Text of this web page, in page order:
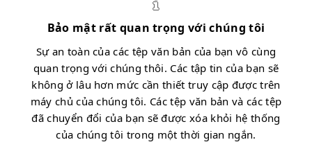
Bảo mật rất quan trọng với chúng tôi
Sự an toàn của các tệp văn bản của bạn vô cùng
quan trọng với chúng thôi. Các tập tin của bạn sẽ
không ở lâu hơn mức cần thiết truy cập được trên
máy chủ của chúng tôi. Các tệp văn bản và các tệp
đã chuyển đổi của bạn sẽ được xóa khỏi hệ thống
của chúng tôi trong một thời gian ngắn.